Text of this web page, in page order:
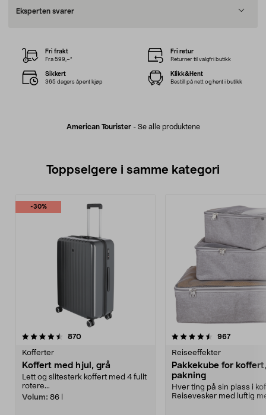
Eksperten svarer
American Tourister- Se alle produktene
Fri frakt
Fra 599,–*
Fri retur
Returner til valgfri butikk
Sikkert
365 dagers åpent kjøp
Klikk&Hent
Bestill på nett og hent i butikk
Toppselgere i samme kategori
-30%
870anmeldelser
Kofferter
Koffert med hjul, grå
Lett og slitesterk koffert med 4 fullt
rotere...
Volum: 86 l
4.5 av 5 stjerner 967
Reiseeffekter
Pakkekube for
pakning
Hver ting på sin plass i
Reisevesker med luftig
4.5 av 5 stjerner